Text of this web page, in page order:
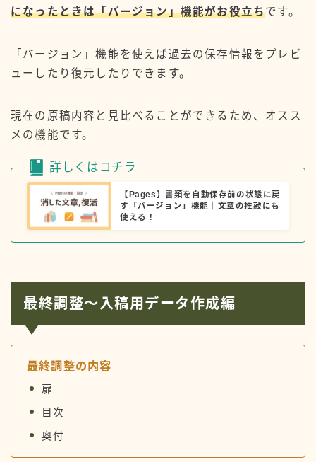
になったときは「バージョン」機能がお役立ちです。
「バージョン」機能を使えば過去の保存情報をプレビ
ューしたり復元したりできます。
現在の原稿内容と見比べることができるため、オスス
メの機能です。
詳しくはコチラ
【Pages】書類を自動保存前の状態に戻
す「バージョン」機能｜文章の推敲にも
使える！
最終調整〜入稿用データ作成編
最終調整の内容
扉
目次
奥付